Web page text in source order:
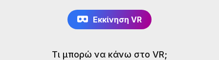
Εκκίνηση VR
Τι μπορώ να κάνω στο VR;